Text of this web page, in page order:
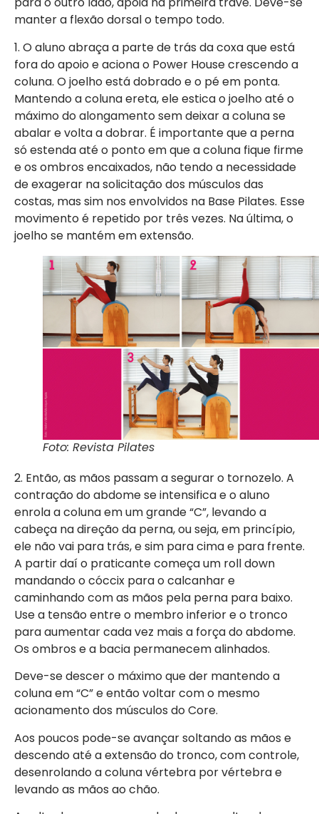
manter a flexão dorsal o tempo todo.
1. O aluno abraça a parte de trás da coxa que está
fora do apoio e aciona o Power House crescendo a
coluna. O joelho está dobrado e o pé em ponta.
Mantendo a coluna ereta, ele estica o joelho até o
máximo do alongamento sem deixar a coluna se
abalar e volta a dobrar. É importante que a perna
só estenda até o ponto em que a coluna fique firme
e os ombros encaixados, não tendo a necessidade
de exagerar na solicitação dos músculos das
costas, mas sim nos envolvidos na Base Pilates. Esse
movimento é repetido por três vezes. Na última, o
joelho se mantém em extensão.
Foto: Revista Pilates
2. Então, as mãos passam a segurar o tornozelo. A
contração do abdome se intensifica e o aluno
enrola a coluna em um grande “C”, levando a
cabeça na direção da perna, ou seja, em princípio,
ele não vai para trás, e sim para cima e para frente.
A partir daí o praticante começa um roll down
mandando o cóccix para o calcanhar e
caminhando com as mãos pela perna para baixo.
Use a tensão entre o membro inferior e o tronco
para aumentar cada vez mais a força do abdome.
Os ombros e a bacia permanecem alinhados.
Deve-se descer o máximo que der mantendo a
coluna em “C” e então voltar com o mesmo
acionamento dos músculos do Core.
Aos poucos pode-se avançar soltando as mãos e
descendo até a extensão do tronco, com controle,
desenrolando a coluna vértebra por vértebra e
levando as mãos ao chão.